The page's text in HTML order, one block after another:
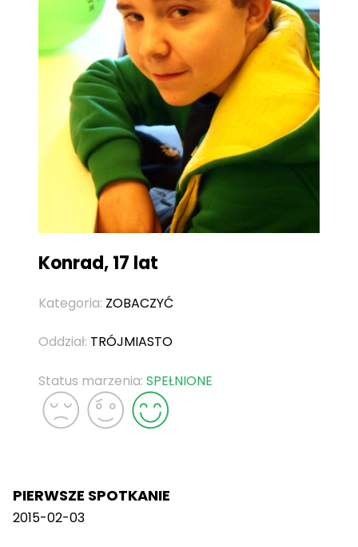
Konrad, 17 lat
Kategoria: ZOBACZYĆ
Oddział: TRÓJMIASTO
Status marzenia: SPEŁNIONE
PIERWSZE SPOTKANIE
2015-02-03